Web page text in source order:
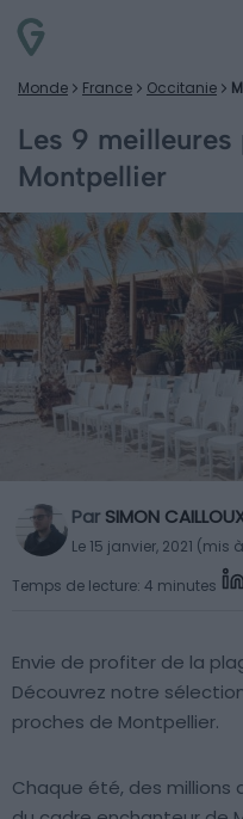
Monde France Occitanie
Les 9
Montpellier
Par SIMON
Le 15 janvier, 2021 (mis
Temps de lecture: 4 minutes
Envie de profiter de la
Découvrez notre
proches de Montpellier.
Chaque été, des